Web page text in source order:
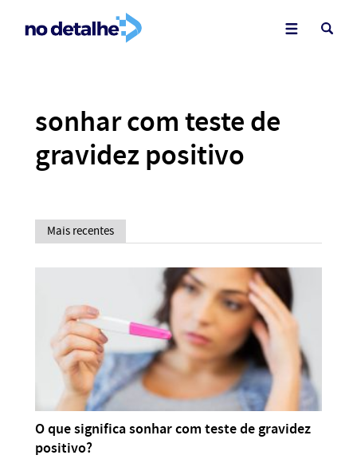
sonhar com teste de
gravidez positivo
Mais recentes
O que significa sonhar com teste de gravidez
positivo?